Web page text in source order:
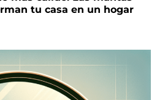
tu casa en un hogar